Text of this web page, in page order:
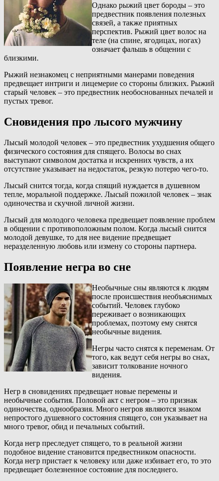
Однако рыжий цвет бороды – это
предвестник появления полезных
связей, а также приятных
перспектив. Рыжий цвет волос на
теле (на спине, ягодицах, ногах)
означает фальшь в общении с
близкими.
Рыжий незнакомец с неприятными манерами поведения
предвещает интриги и лицемерие со стороны близких. Рыжий
старый человек – это предвестник необоснованных печалей и
пустых тревог.
Сновидения про лысого мужчину
Лысый молодой человек – это предвестник ухудшения общего
физического состояния для спящего. Волосы во снах
выступают символом достатка и искренних чувств, а их
отсутствие указывает на недостаток, резкую потерю чего-то.
Лысый снится тогда, когда спящий нуждается в душевном
тепле, моральной поддержке. Лысый пожилой человек – знак
одиночества и скучной личной жизни.
Лысый для молодого человека предвещает появление проблем
в общении с противоположным полом. Когда лысый снится
молодой девушке, то для нее видение предвещает
неразделенную любовь или измену со стороны партнера.
Появление негра во сне
Необычные сны являются к людям
после происшествия необъяснимых
событий. Человек глубоко
переживает о возникающих
проблемах, поэтому ему снятся
необычные видения.
Негры часто снятся к переменам. От
того, как ведут себя негры во снах,
зависит толкование ночного
видения.
Негр в сновидениях предвещает новые перемены и
необычные события. Половой акт с негром – это признак
одиночества, однообразия. Много негров являются знаком
непростого душевного состояния спящего, сон указывает на
много тревог, обид и печальных событий.
Когда негр преследует спящего, то в реальной жизни
подобное видение становится предвестником опасности.
Когда негр пристает к человеку или даже избивает его, то это
предвещает болезненное состояние для последнего.